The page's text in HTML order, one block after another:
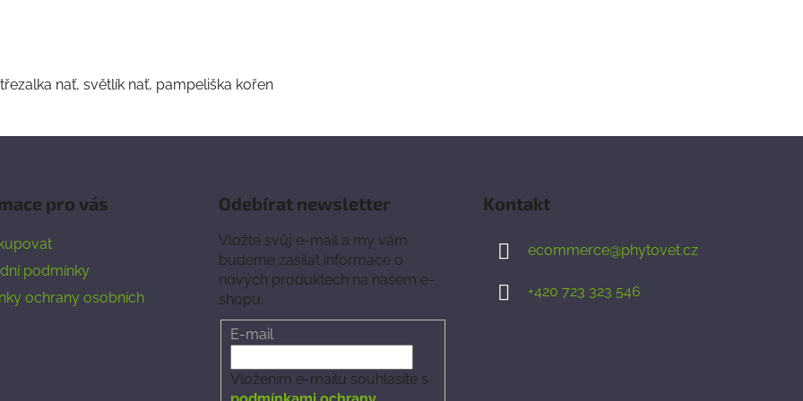
nať, světlík nať, pampeliška kořen
pro vás
podmínky
ochrany osobních
Odebírat newsletter
Vložte svůj e-mail a my vám
budeme zasílat informace o
nových produktech na našem e-
shopu.
E-mail
Vložením e-mailu souhlasíte s
Kontakt
ecommerce@phytovet.cz
+420 723 323 546